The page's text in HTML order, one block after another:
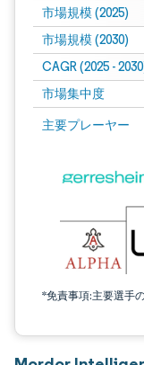
市場規模 (2025)
市場規模 (2030)
CAGR (2025 -
市場集中度
主要プレーヤー
*免責事項:主要選手